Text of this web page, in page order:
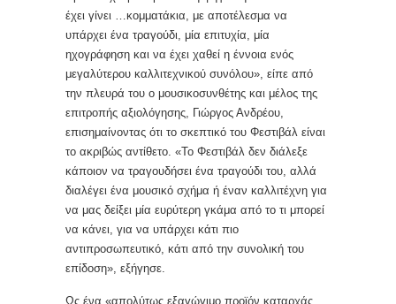
έχει γίνει …κομματάκια, με αποτέλεσμα να
υπάρχει ένα τραγούδι, μία επιτυχία, μία
ηχογράφηση και να έχει χαθεί η έννοια ενός
μεγαλύτερου καλλιτεχνικού συνόλου», είπε από
την πλευρά του ο μουσικοσυνθέτης και μέλος της
επιτροπής αξιολόγησης, Γιώργος Ανδρέου,
επισημαίνοντας ότι το σκεπτικό του Φεστιβάλ είναι
το ακριβώς αντίθετο. «Το Φεστιβάλ δεν διάλεξε
κάποιον να τραγουδήσει ένα τραγούδι του, αλλά
διαλέγει ένα μουσικό σχήμα ή έναν καλλιτέχνη για
να μας δείξει μία ευρύτερη γκάμα από το τι μπορεί
να κάνει, για να υπάρχει κάτι πιο
αντιπροσωπευτικό, κάτι από την συνολική του
επίδοση», εξήγησε.
Ως ένα «απολύτως εξαγώγιμο προϊόν καταρχάς